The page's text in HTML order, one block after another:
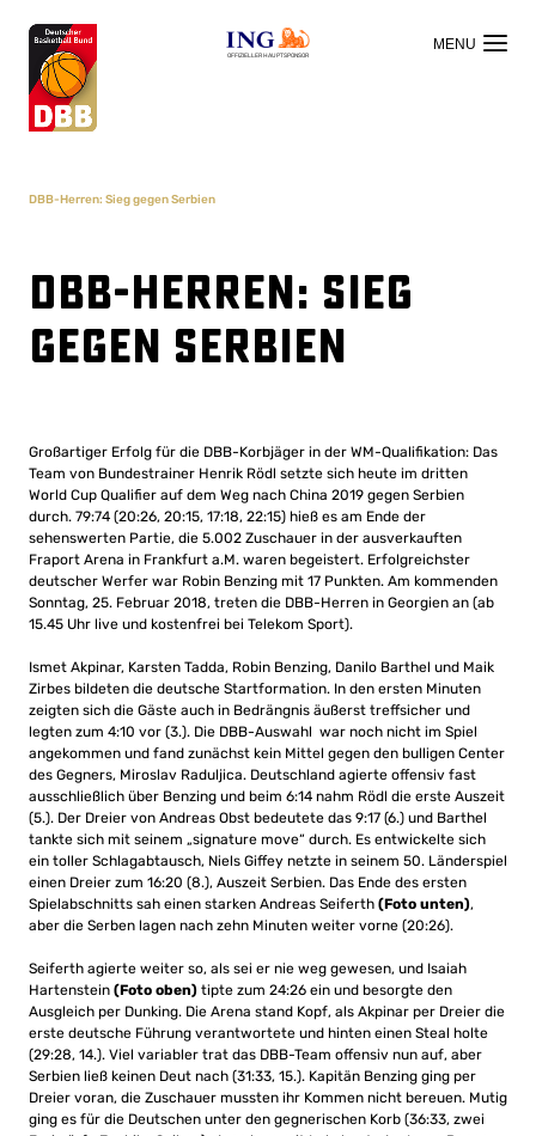
OFFIZIELLER HAUPTSPONSOR
DBB-Herren: Sieg gegen Serbien
DBB-Herren: Sieg
gegen Serbien
Großartiger Erfolg für die DBB-Korbjäger in der WM-Qualifikation: Das
Team von Bundestrainer Henrik Rödl setzte sich heute im dritten
World Cup Qualifier auf dem Weg nach China 2019 gegen Serbien
durch. 79:74 (20:26, 20:15, 17:18, 22:15) hieß es am Ende der
sehenswerten Partie, die 5.002 Zuschauer in der ausverkauften
Fraport Arena in Frankfurt a.M. waren begeistert. Erfolgreichster
deutscher Werfer war Robin Benzing mit 17 Punkten. Am kommenden
Sonntag, 25. Februar 2018, treten die DBB-Herren in Georgien an (ab
15.45 Uhr live und kostenfrei bei Telekom Sport).
Ismet Akpinar, Karsten Tadda, Robin Benzing, Danilo Barthel und Maik
Zirbes bildeten die deutsche Startformation. In den ersten Minuten
zeigten sich die Gäste auch in Bedrängnis äußerst treffsicher und
legten zum 4:10 vor (3.). Die DBB-Auswahl war noch nicht im Spiel
angekommen und fand zunächst kein Mittel gegen den bulligen Center
des Gegners, Miroslav Raduljica. Deutschland agierte offensiv fast
ausschließlich über Benzing und beim 6:14 nahm Rödl die erste Auszeit
(5.). Der Dreier von Andreas Obst bedeutete das 9:17 (6.) und Barthel
tankte sich mit seinem „signature move“ durch. Es entwickelte sich
ein toller Schlagabtausch, Niels Giffey netzte in seinem 50. Länderspiel
einen Dreier zum 16:20 (8.), Auszeit Serbien. Das Ende des ersten
Spielabschnitts sah einen starken Andreas Seiferth (Foto unten),
aber die Serben lagen nach zehn Minuten weiter vorne (20:26).
Seiferth agierte weiter so, als sei er nie weg gewesen, und Isaiah
Hartenstein (Foto oben) tipte zum 24:26 ein und besorgte den
Ausgleich per Dunking. Die Arena stand Kopf, als Akpinar per Dreier die
erste deutsche Führung verantwortete und hinten einen Steal holte
(29:28, 14.). Viel variabler trat das DBB-Team offensiv nun auf, aber
Serbien ließ keinen Deut nach (31:33, 15.). Kapitän Benzing ging per
Dreier voran, die Zuschauer mussten ihr Kommen nicht bereuen. Mutig
ging es für die Deutschen unter den gegnerischen Korb (36:33, zwei